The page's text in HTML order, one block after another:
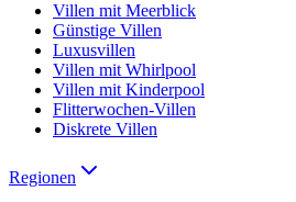
Villen mit Meerblick
Günstige Villen
Luxusvillen
Villen mit Whirlpool
Villen mit Kinderpool
Flitterwochen-Villen
Diskrete Villen
Regionen